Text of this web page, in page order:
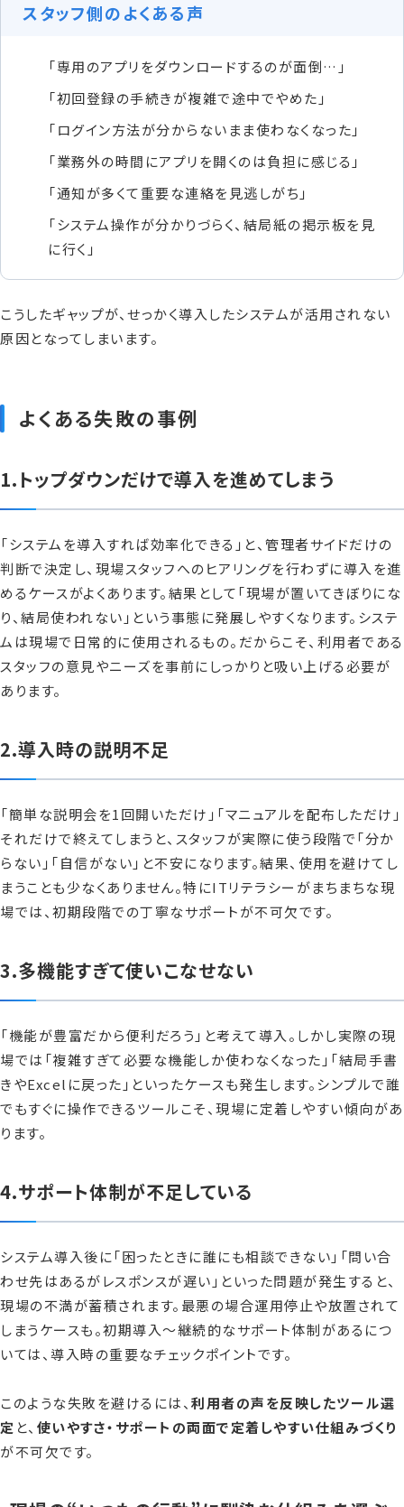
スタッフ側のよくある声
「専用のアプリをダウンロードするのが面倒…」
「初回登録の手続きが複雑で途中でやめた」
「ログイン方法が分からないまま使わなくなった」
「業務外の時間にアプリを開くのは負担に感じる」
「通知が多くて重要な連絡を見逃しがち」
「システム操作が分かりづらく、結局紙の掲示板を見
に行く」
こうしたギャップが、せっかく導入したシステムが活用されない
原因となってしまいます。
よくある失敗の事例
1.トップダウンだけで導入を進めてしまう
「システムを導入すれば効率化できる」と、管理者サイドだけの
判断で決定し、現場スタッフへのヒアリングを行わずに導入を進
めるケースがよくあります。結果として「現場が置いてきぼりにな
り、結局使われない」という事態に発展しやすくなります。システ
ムは現場で日常的に使用されるもの。だからこそ、利用者である
スタッフの意見やニーズを事前にしっかりと吸い上げる必要が
あります。
2.導入時の説明不足
「簡単な説明会を1回開いただけ」「マニュアルを配布しただけ」
それだけで終えてしまうと、スタッフが実際に使う段階で「分か
らない」「自信がない」と不安になります。結果、使用を避けてし
まうことも少なくありません。特にITリテラシーがまちまちな現
場では、初期段階での丁寧なサポートが不可欠です。
3.多機能すぎて使いこなせない
「機能が豊富だから便利だろう」と考えて導入。しかし実際の現
場では「複雑すぎて必要な機能しか使わなくなった」「結局手書
きやExcelに戻った」といったケースも発生します。シンプルで誰
でもすぐに操作できるツールこそ、現場に定着しやすい傾向があ
ります。
4.サポート体制が不足している
システム導入後に「困ったときに誰にも相談できない」「問い合
わせ先はあるがレスポンスが遅い」といった問題が発生すると、
現場の不満が蓄積されます。最悪の場合運用停止や放置されて
しまうケースも。初期導入〜継続的なサポート体制があるにつ
いては、導入時の重要なチェックポイントです。
このような失敗を避けるには、 利用者の声を反映したツール選
定 と、 使いやすさ・サポートの両面で定着しやすい仕組みづくり
が不可欠です。